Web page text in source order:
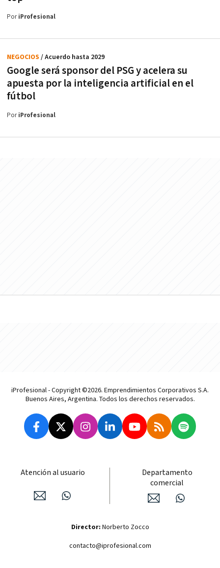
PoriProfesional
Google será sponsor del PSG y acelera su
apuesta por la inteligencia artificial en el
fútbol
NEGOCIOS / Acuerdo hasta 2029
PoriProfesional
iProfesional - Copyright ©2026. Emprendimientos Corporativos S.A.
Buenos Aires, Argentina. Todos los derechos reservados.
Atención al usuario
Departamento
comercial
Director: Norberto Zocco
contacto@iprofesional.com